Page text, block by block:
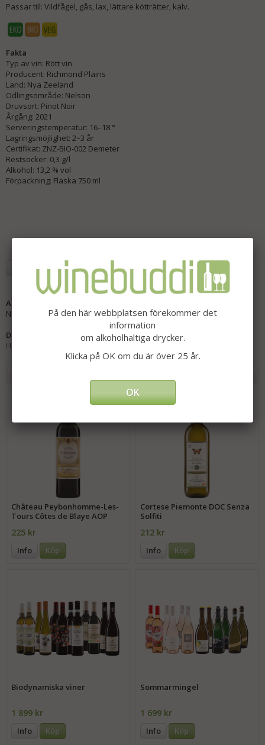
Passar till: Vildfågel, gås, lax, lättare kötträtter, kalv.
Fakta
Typ av vin: Rött vin
Producent: Richmond Plains
Land: Nya Zeeland
Odlingsområde: Nelson
Druvsort: Pinot Noir
Årgång: 2021
Serveringstemperatur: 16–18 °
Lagringsmöjlighet: 2–3 år
Certifikat: ZNZ-BIO-002 Demeter
Restsocker: 0,3 g/l
Alkohol: 13,2 % vol
Förpackning: Flaska 750 ml
Lägg i önskelista
Artikelnummer:
NZ-15110
Direktlänk:
Högerklicka och kopiera adressen
Château Peybonhomme-Les-
Tours Côtes de Blaye AOP
225 kr
Info Köp
Cortese Piemonte DOC Senza
Solfiti
212 kr
Info Köp
Biodynamiska viner
1 899 kr
Info Köp
Sommarmingel
1 699 kr
Info Köp
På den här webbplatsen förekommer det
information
om alkoholhaltiga drycker.
Klicka på OK om du är över 25 år.
OK